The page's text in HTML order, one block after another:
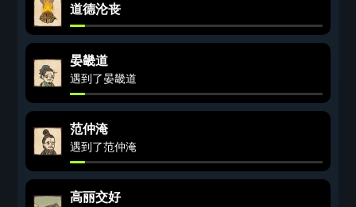
道德沦丧
晏畿道
遇到了晏畿道
范仲淹
遇到了范仲淹
高丽交好